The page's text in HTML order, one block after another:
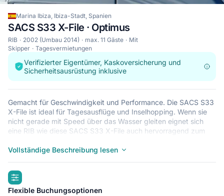
Marina Ibiza, Ibiza-Stadt, Spanien
SACS S33 X-File · Optimus
RIB 2002 (Umbau 2014) max. 11 Gäste
Mit
Skipper
Tagesvermietungen
Verifizierter Eigentümer, Kaskoversicherung und
Sicherheitsausrüstung inklusive
Gemacht für Geschwindigkeit und Performance. Die SACS S33
X-File ist ideal für Tagesausflüge und Inselhopping. Wenn sie
nicht gerade mit Speed über das Wasser gleiten eignet sich
eine RIB wie diese SACS S33 X-File auch hervorragend zum
ins kühle Nass. Dieses ausdauernde Leichtgewicht eignet sich
Gehen Sie in der Marina Ibiza an Bord und erkunden Sie Ibiza-
Stadt.
Vollständige Beschreibung lesen
highlights
Flexible Buchungsoptionen